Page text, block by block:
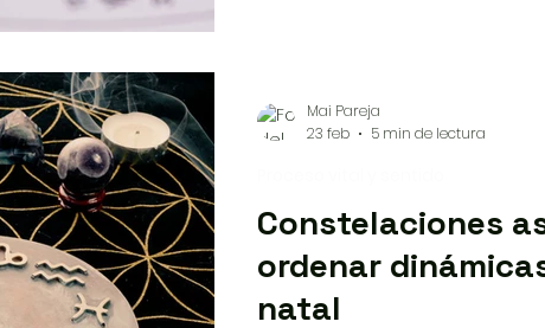
Constelaciones
ordenar
natal
Mai Pareja
23 feb
5 min de lectura